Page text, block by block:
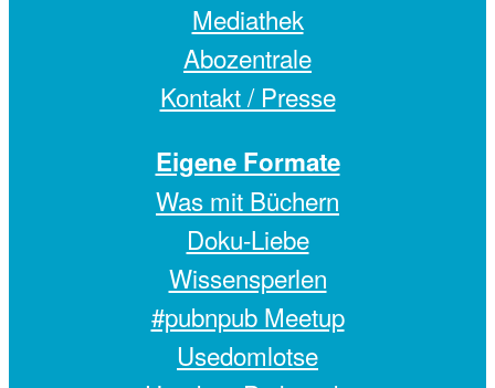
Mediathek
Abozentrale
Kontakt / Presse
Eigene Formate
Was mit Büchern
Doku-Liebe
Wissensperlen
#pubnpub Meetup
Usedomlotse